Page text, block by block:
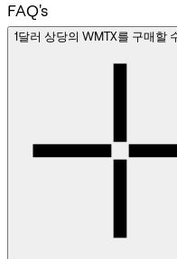
FAQ's
1달러 상당의 WMTX를 구매할